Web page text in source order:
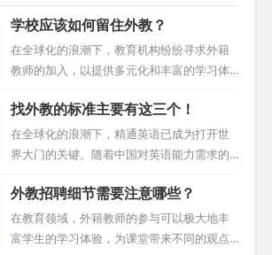
学校应该如何留住外教？
在全球化的浪潮下，教育机构纷纷寻求外籍
教师的加入，以提供多元化和丰富的学习体
验。然而，仅仅招聘到外籍教师并不足以确
保他们的长期留任。为了确保外籍教师能在
学校获得满足感以解决如何留住外教的问
题，学校必须实施一系列的策略和措施。
一、创造融入性强的校园环境 提供全面的导
航服务：学校应为外籍教师提供详尽的导航
服务，包括住房、交通、食品和其他生活必
需品的信息。这有助于他们更快地适应新环
找外教的标准主要有这三个！
在全球化的浪潮下，精通英语已成为打开世
界大门的关键。随着中国对英语能力需求的
不断攀升，找到一位优秀的外籍英语教师显
得尤为重要。面对众多选择，如何找到最合
适的教师呢？本文将引导您关注三个找外教
的标准中的关键因素，助您轻松完成这一任
外教招聘细节需要注意哪些？
在教育领域，外籍教师的参与可以极大地丰
富学生的学习体验，为课堂带来不同的观点